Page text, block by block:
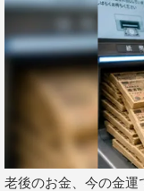
切したいと思えた1
◆今年のカレンダー
ドラマ『凛子さん
ました！（笑）
ウェディングプラ
◆2022年の抱負をお
老後のお金、今の金運